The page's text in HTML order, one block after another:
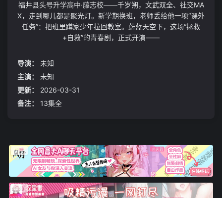
福井县头号升学高中·藤志校——千岁朔，文武双全、社交MA
X，走到哪儿都是聚光灯。新学期换班，老师丢给他一项“课外
任务”：把班里蹲家少年拉回教室。蔚蓝天空下，这场“拯救
+自救”的青春剧，正式开演——
导演：
未知
主演：
未知
更新：
2026-03-31
备注：
13集全